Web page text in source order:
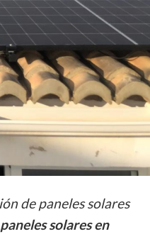
de paneles solares
solares en